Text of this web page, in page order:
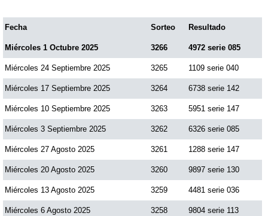
Fecha Sorteo Resultado
Miércoles 1 Octubre 2025 3266 4972 serie 085
Miércoles 24 Septiembre 2025 3265 1109 serie 040
Miércoles 17 Septiembre 2025 3264 6738 serie 142
Miércoles 10 Septiembre 2025 3263 5951 serie 147
Miércoles 3 Septiembre 2025 3262 6326 serie 085
Miércoles 27 Agosto 2025 3261 1288 serie 147
Miércoles 20 Agosto 2025 3260 9897 serie 130
Miércoles 13 Agosto 2025 3259 4481 serie 036
Miércoles 6 Agosto 2025 3258 9804 serie 113